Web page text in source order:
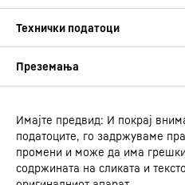
Група на производ
Упатство за
Имајте предвид: И покрај
податоците, го задржуваме
промени и може да има
содржината на сликата и